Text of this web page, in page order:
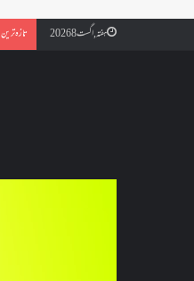
ہفتہ, اگست 8 2026 تازہ ترین